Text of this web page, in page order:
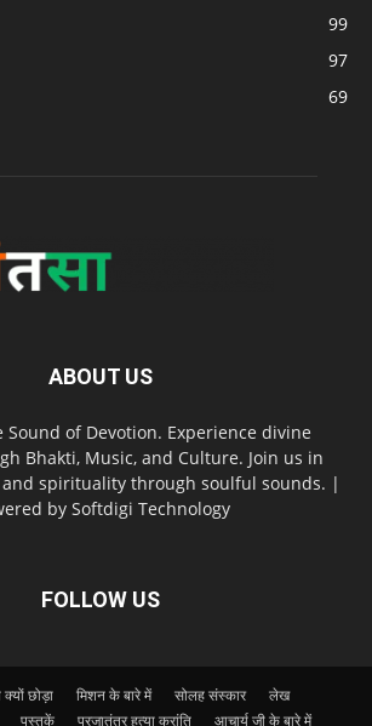
99
97
69
ABOUT US
Sound of Devotion. Experience divine
Bhakti, Music, and Culture. Join us in
spirituality through soulful sounds. |
by Softdigi Technology
FOLLOW US
छोड़ा मिशन के बारे में सोलह संस्कार
लेख
पुस्तकें प्रजातंत्र हत्या क्रांति आचार्य जी के बारे में